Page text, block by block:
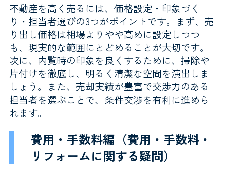
不動産を高く売るには、価格設定・印象づく
り・担当者選びの3つがポイントです。まず、売
り出し価格は相場よりやや高めに設定しつつ
も、現実的な範囲にとどめることが大切です。
次に、内覧時の印象を良くするために、掃除や
片付けを徹底し、明るく清潔な空間を演出しま
しょう。また、売却実績が豊富で交渉力のある
担当者を選ぶことで、条件交渉を有利に進めら
れます。
費用・手数料編（費用・手数料・
リフォームに関する疑問）